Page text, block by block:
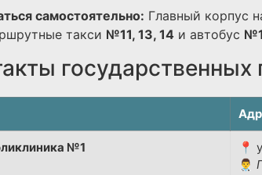
самостоятельно: Главный корпус
такси №11, 13, 14 и автобус №1
№1
📍
👨‍⚕️